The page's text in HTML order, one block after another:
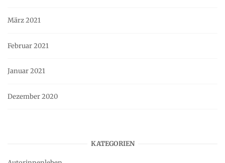
März 2021
Februar 2021
Januar 2021
Dezember 2020
KATEGORIEN